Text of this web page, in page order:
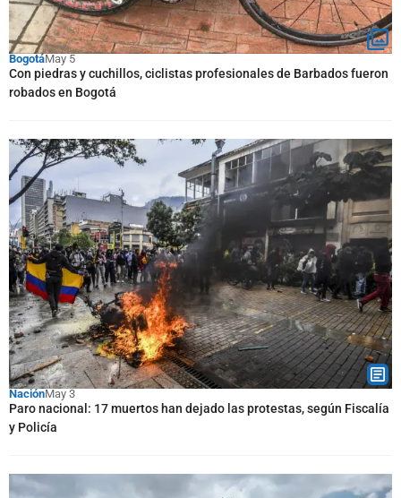
BogotáMay 5
Con piedras y cuchillos, ciclistas profesionales de Barbados fueron
robados en Bogotá
NaciónMay 3
Paro nacional: 17 muertos han dejado las protestas, según Fiscalía
y Policía